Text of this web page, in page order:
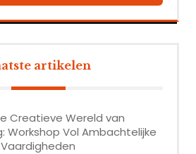
artikelen
Creatieve Wereld van
Workshop Vol Ambachtelijke
Vaardigheden